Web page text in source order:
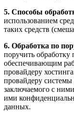
5. Способы
использованием
таких средств
6. Обработка по
поручить
обеспечивающим
провайдеру
провайдеру
заключаемого с
ими
данных.